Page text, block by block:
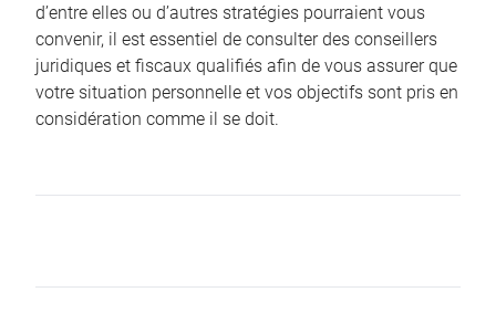
d’entre elles ou d’autres stratégies pourraient vous
convenir, il est essentiel de consulter des conseillers
juridiques et fiscaux qualifiés afin de vous assurer que
votre situation personnelle et vos objectifs sont pris en
considération comme il se doit.